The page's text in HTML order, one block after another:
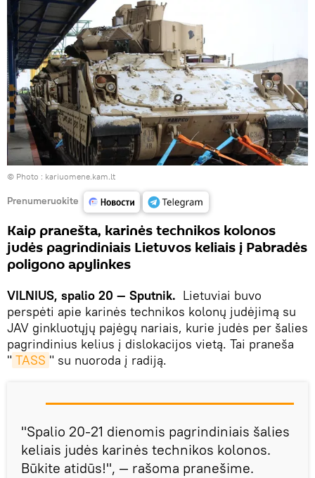
© Photo : kariuomene.kam.lt
Prenumeruokite
Kaip pranešta, karinės technikos kolonos
judės pagrindiniais Lietuvos keliais į Pabradės
poligono apylinkes
VILNIUS, spalio 20 — Sputnik. Lietuviai buvo
perspėti apie karinės technikos kolonų judėjimą su
JAV ginkluotųjų pajėgų nariais, kurie judės per šalies
pagrindinius kelius į dislokacijos vietą. Tai praneša
" TASS " su nuoroda į radiją.
"Spalio 20-21 dienomis pagrindiniais šalies
keliais judės karinės technikos kolonos.
Būkite atidūs!", — rašoma pranešime.